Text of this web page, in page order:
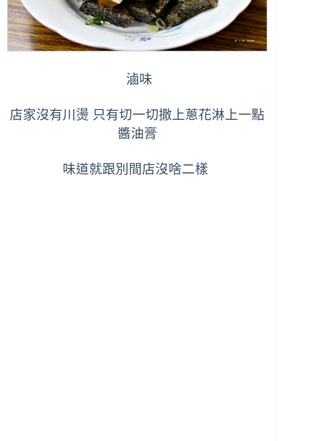
滷味
店家沒有川燙 只有切一切撒上蔥花淋上一點
醬油膏
味道就跟別間店沒啥二樣